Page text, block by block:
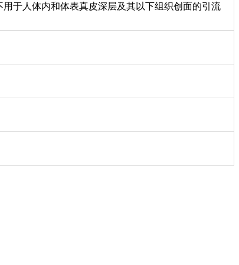
于人体内和体表真皮深层及其以下组织创面的引流